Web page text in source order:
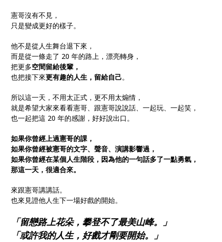
憲哥沒有不見，
只是變成更好的樣子。
他不是從人生舞台退下來，
而是從一條走了 20 年的路上，漂亮轉身，
把更多空間留給後輩，
也把接下來更有趣的人生，留給自己。
所以這一天，不用太正式，更不用太煽情，
就是希望大家來看看憲哥、跟憲哥說說話、一起玩、一起笑，
也一起把這 20 年的感謝，好好說出口。
如果你曾經上過憲哥的課，
如果你曾經被憲哥的文字、聲音、演講影響過，
如果你曾經在某個人生階段，因為他的一句話多了一點勇氣，
那這一天，很適合來。
來跟憲哥講講話。
也來見證他人生下一場好戲的開始。
「留戀路上花朵，攀登不了最美山峰。」
「或許我的人生，好戲才剛要開始。」